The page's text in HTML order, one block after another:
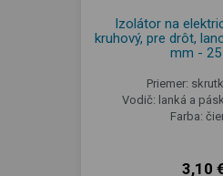
Izolátor na
kruhový, pre drôt,
mm - 25
Priemer:
Vodič: lanká a
Farba:
3,10